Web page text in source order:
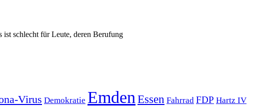
ist schlecht für Leute, deren Berufung
Virus Demokratie Emden Essen Fahrrad FDP Hartz IV